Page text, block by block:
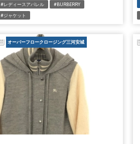
#レディースアパレル #BURBERRY
#ジャケット
オーバーフロークロージング三河安城